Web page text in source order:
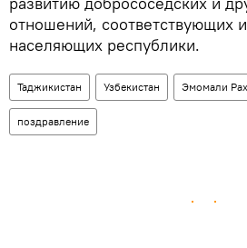
отношений, соответствующих
населяющих республики.
Таджикистан Узбекистан Эмомали
поздравление